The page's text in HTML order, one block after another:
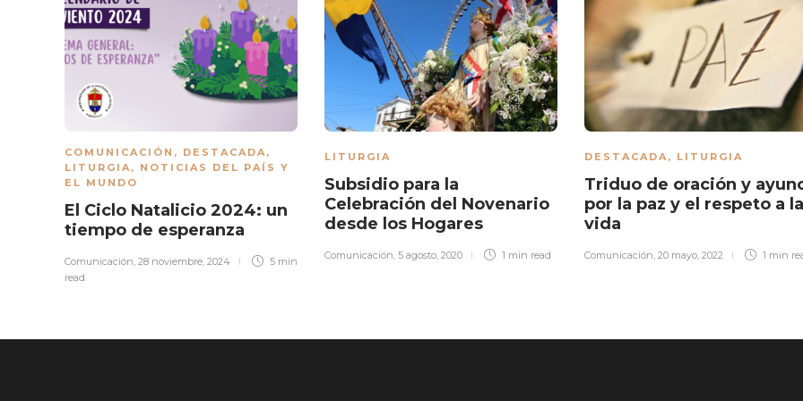
COMUNICACIÓN , DESTACADA,
LITURGIA, NOTICIAS DEL PAÍS Y
EL MUNDO
El Ciclo Natalicio 2024: un
tiempo de esperanza
Comunicación, 28 noviembre, 2024
5 min
read
LITURGIA
Subsidio para la
Celebración del Novenario
desde los Hogares
Comunicación, 5 agosto, 2020 1 min read
DESTACADA, LITURGIA
Triduo de oración y
por la paz y el respeto a la
vida
Comunicación, 20 mayo, 2022 1 min